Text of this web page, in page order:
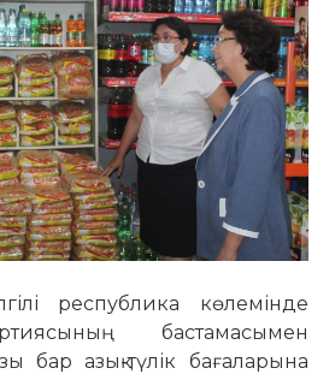
республика көлемінде
бастамасымен
бар азық-түлік бағаларына